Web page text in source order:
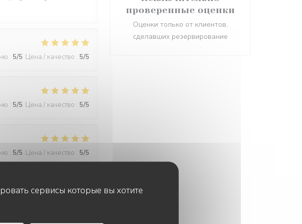
сервисы которые вы хотите
: 5/5 Цена / качество : 5/5
: 5/5 Цена / качество : 5/5
: 5/5 Цена / качество : 5/5
проверенные оценки
Оценки только от клиентов,
сделавших резервирование